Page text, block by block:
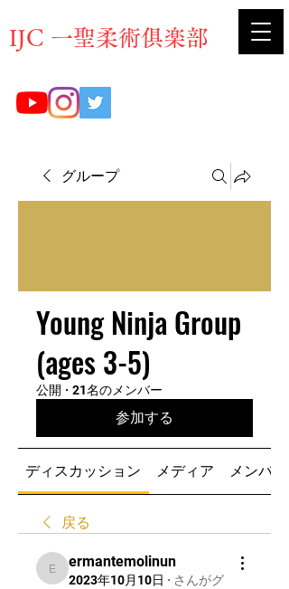
​IJC 一聖柔術俱楽部
グループ
Young Ninja Group
(ages 3-5)
公開 · 21名のメンバー
参加する
ディスカッション メディア メンバー
戻る
ermantemolinun
ermantemolinun
2023年10月10日 · さんがグ